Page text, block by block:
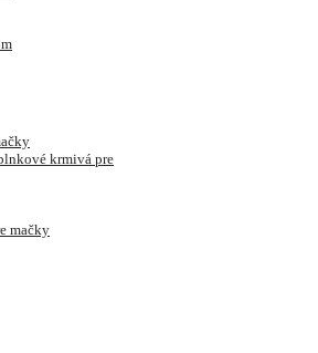
krmivá pre
mačky